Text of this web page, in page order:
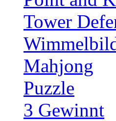
Tower
Mahjong
Puzzle
3 Gewinnt